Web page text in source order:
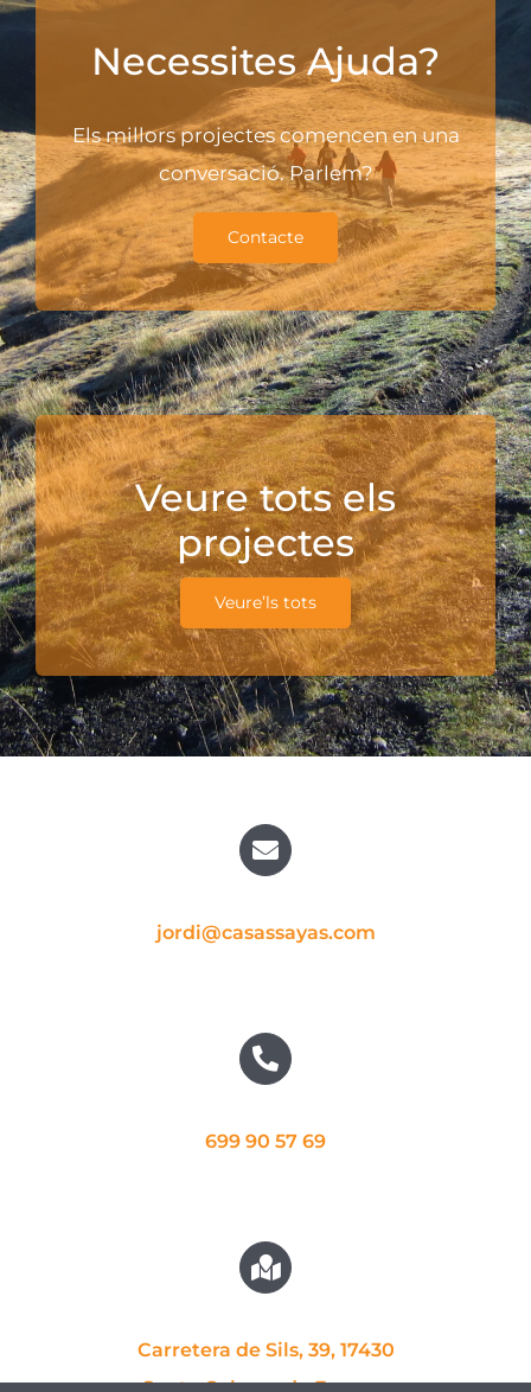
Necessites Ajuda?
Els millors projectes comencen en una
conversació. Parlem?
Contacte
Veure tots els
projectes
Veure’ls tots
jordi@casassayas.com
699 90 57 69
Carretera de Sils, 39, 17430